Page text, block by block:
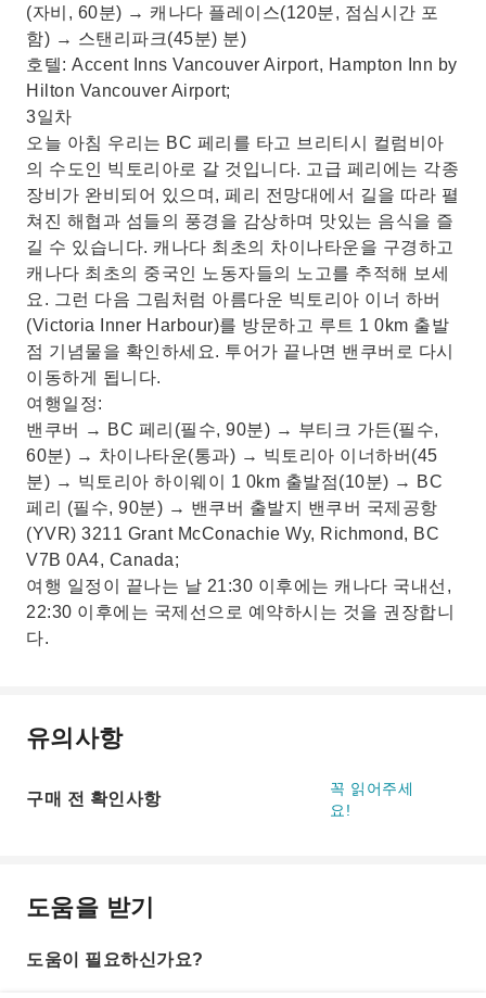
(자비, 60분) → 캐나다 플레이스(120분, 점심시간 포
함) → 스탠리파크(45분) 분)
호텔: Accent Inns Vancouver Airport, Hampton Inn by
Hilton Vancouver Airport;
3일차
오늘 아침 우리는 BC 페리를 타고 브리티시 컬럼비아
의 수도인 빅토리아로 갈 것입니다. 고급 페리에는 각종
장비가 완비되어 있으며, 페리 전망대에서 길을 따라 펼
쳐진 해협과 섬들의 풍경을 감상하며 맛있는 음식을 즐
길 수 있습니다. 캐나다 최초의 차이나타운을 구경하고
캐나다 최초의 중국인 노동자들의 노고를 추적해 보세
요. 그런 다음 그림처럼 아름다운 빅토리아 이너 하버
(Victoria Inner Harbour)를 방문하고 루트 1 0km 출발
점 기념물을 확인하세요. 투어가 끝나면 밴쿠버로 다시
이동하게 됩니다.
여행일정:
밴쿠버 → BC 페리(필수, 90분) → 부티크 가든(필수,
60분) → 차이나타운(통과) → 빅토리아 이너하버(45
분) → 빅토리아 하이웨이 1 0km 출발점(10분) → BC
페리 (필수, 90분) → 밴쿠버 출발지 밴쿠버 국제공항
(YVR) 3211 Grant McConachie Wy, Richmond, BC
V7B 0A4, Canada;
여행 일정이 끝나는 날 21:30 이후에는 캐나다 국내선,
22:30 이후에는 국제선으로 예약하시는 것을 권장합니
다.
유의사항
구매 전 확인사항
꼭 읽어주세
요!
도움을 받기
도움이 필요하신가요?